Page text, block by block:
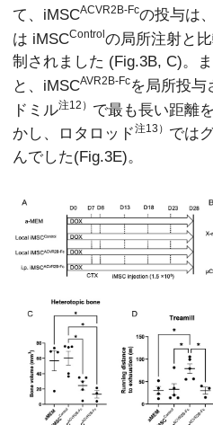
て、iMSCACVR2B-Fcの投与は
は iMSCControlの局所注射と
制されました (Fig.3B, C)。
と、iMSCAVR2B-Fcを局所投与
ドミル注12） で最も長い距離
かし、ロタロッド注13） では
んでした(Fig.3E)。